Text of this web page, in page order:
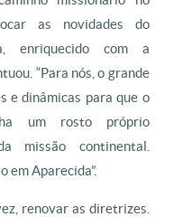
as novidades do
enriquecido com a
“Para nós, o grande
e dinâmicas para que o
um rosto próprio
missão continental.
em Aparecida”.
renovar as diretrizes.